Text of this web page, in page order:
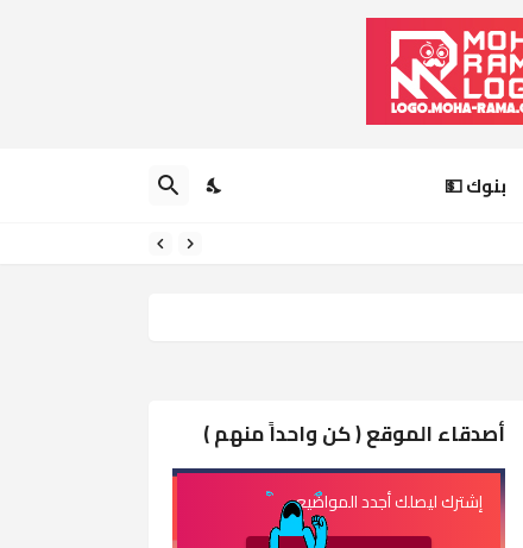
بنوك 💵
أصدقاء الموقع ( كن واحداً منهم )
إشترك ليصلك أجدد المواضيع